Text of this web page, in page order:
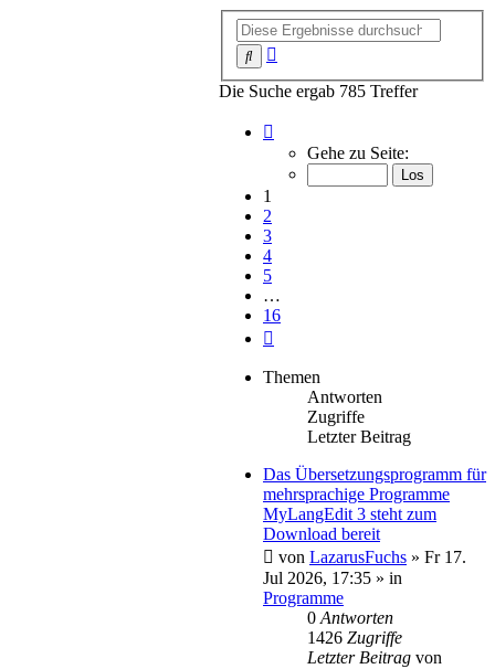
Suche
Die Suche ergab 785 Treffer
von
Gehe zu Seite:
1
2
3
4
5
…
16
Themen
Antworten
Zugriffe
Letzter Beitrag
Das Übersetzungsprogramm für
mehrsprachige Programme
MyLangEdit 3 steht zum
Download bereit
von LazarusFuchs » Fr 17.
Jul 2026, 17:35 » in
Programme
0 Antworten
1426 Zugriffe
Letzter Beitrag von